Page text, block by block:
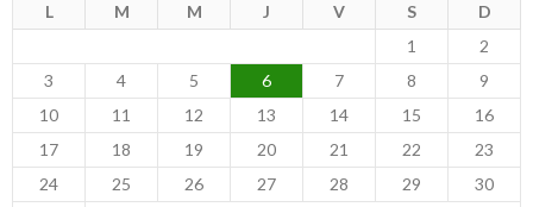
L M M J V S
D
1
2
3
4 5 6 7 8
9
10
11 12 13 14 15
16
17
18 19 20 21 22
23
24
25 26 27 28 29 30